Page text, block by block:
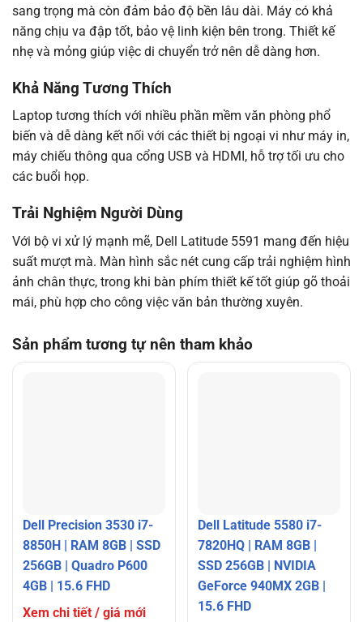
sang trọng mà còn đảm bảo độ bền lâu dài. Máy có khả
năng chịu va đập tốt, bảo vệ linh kiện bên trong. Thiết kế
nhẹ và mỏng giúp việc di chuyển trở nên dễ dàng hơn.
Khả Năng Tương Thích
Laptop tương thích với nhiều phần mềm văn phòng phổ
biến và dễ dàng kết nối với các thiết bị ngoại vi như máy in,
máy chiếu thông qua cổng USB và HDMI, hỗ trợ tối ưu cho
các buổi họp.
Trải Nghiệm Người Dùng
Với bộ vi xử lý mạnh mẽ, Dell Latitude 5591 mang đến hiệu
suất mượt mà. Màn hình sắc nét cung cấp trải nghiệm hình
ảnh chân thực, trong khi bàn phím thiết kế tốt giúp gõ thoải
mái, phù hợp cho công việc văn bản thường xuyên.
Sản phẩm tương tự nên tham khảo
Dell Precision 3530 i7-
8850H | RAM 8GB | SSD
256GB | Quadro P600
4GB | 15.6 FHD
Xem chi tiết / giá mới
Dell Latitude 5580 i7-
7820HQ | RAM 8GB |
SSD 256GB | NVIDIA
GeForce 940MX 2GB |
15.6 FHD